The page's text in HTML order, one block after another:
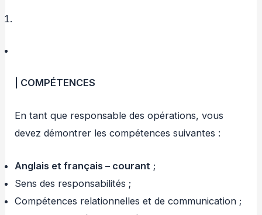
| COMPÉTENCES
En tant que responsable des opérations, vous
devez démontrer les compétences suivantes :
Anglais et français – courant ;
Sens des responsabilités ;
Compétences relationnelles et de communication ;